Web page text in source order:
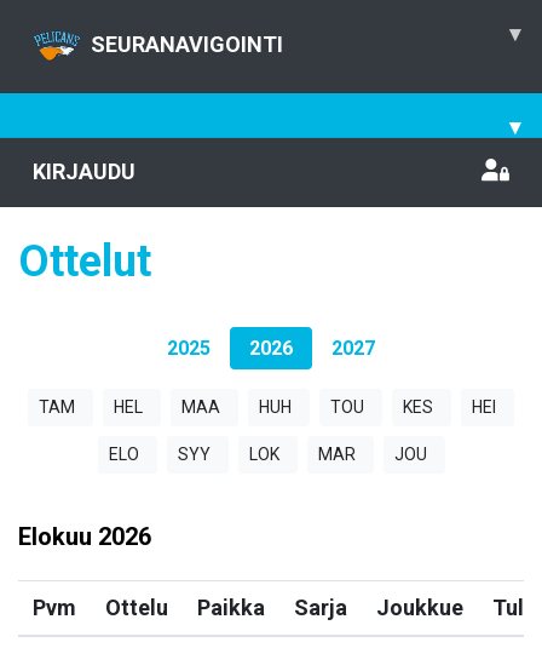
SEURANAVIGOINTI ▾
▾
KIRJAUDU
Ottelut
2025 2026 2027
TAM HEL MAA HUH TOU KES HEI
ELO SYY LOK MAR JOU
Elokuu 2026
Pvm Ottelu Paikka Sarja Joukkue